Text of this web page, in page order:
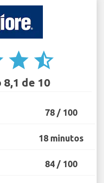
star star_half
de 10
78 / 100
18 minutos
84 / 100